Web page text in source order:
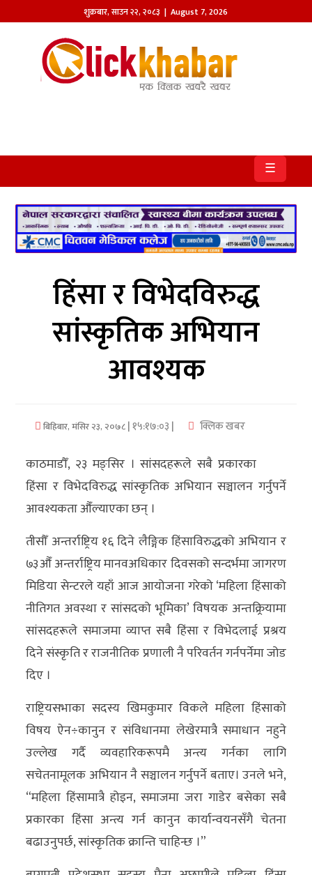
शुक्रबार,साउन२२,२०८३ | August 7, 2026
होमपेज
प्रदेश
आजको
पत्रिका
सम्पादकीय
राजनीति
अन्तर्राष्ट्रिय
विज्ञान
अन्तरर्वार्ता
विचार/
ब्लग
खेलकुद
रोचक
अन्य
क्लिक
विशेष
राशिफल
फोटो
ग्यालरी
भिडियो
☰
हिंसा र विभेदविरुद्ध
सांस्कृतिक अभियान
आवश्यक
बिहिबार, मंसिर २३, २०७८| १५:१७:०३ | क्लिक खबर
काठमाडौँ, २३ मङ्सिर । सांसदहरूले सबै प्रकारका
हिंसा र विभेदविरुद्ध सांस्कृतिक अभियान सञ्चालन गर्नुपर्ने
आवश्यकता औँल्याएका छन् ।
तीसौँ अन्तर्राष्ट्रिय १६ दिने लैङ्गिक हिंसाविरुद्धको अभियान र
७३औँ अन्तर्राष्ट्रिय मानवअधिकार दिवसको सन्दर्भमा जागरण
मिडिया सेन्टरले यहाँ आज आयोजना गरेको ‘महिला हिंसाको
नीतिगत अवस्था र सांसदको भूमिका’ विषयक अन्तक्र्रियामा
सांसदहरूले समाजमा व्याप्त सबै हिंसा र विभेदलाई प्रश्रय
दिने संस्कृति र राजनीतिक प्रणाली नै परिवर्तन गर्नपर्नेमा जोड
दिए ।
राष्ट्रियसभाका सदस्य खिमकुमार विकले महिला हिंसाको
विषय ऐन÷कानुन र संविधानमा लेखेरमात्रै समाधान नहुने
उल्लेख गर्दै व्यवहारिकरूपमै अन्त्य गर्नका लागि
सचेतनामूलक अभियान नै सञ्चालन गर्नुपर्ने बताए। उनले भने,
“महिला हिंसामात्रै होइन, समाजमा जरा गाडेर बसेका सबै
प्रकारका हिंसा अन्त्य गर्न कानुन कार्यान्वयनसँगै चेतना
बढाउनुपर्छ, सांस्कृतिक क्रान्ति चाहिन्छ ।”